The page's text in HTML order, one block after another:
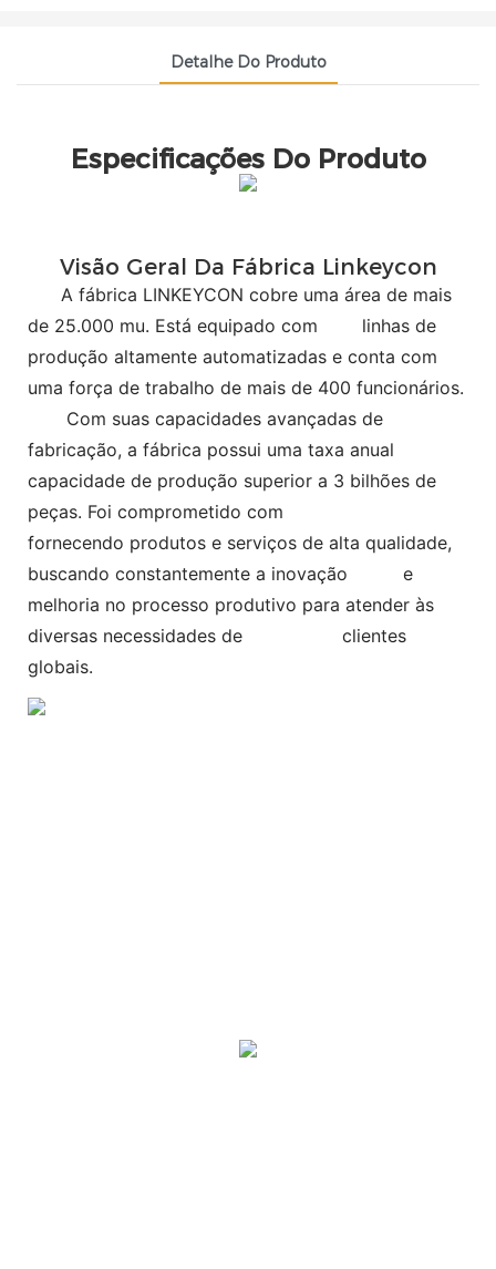
Detalhe Do Produto
Especificações Do Produto
Visão Geral Da Fábrica Linkeycon
A fábrica LINKEYCON cobre uma área de mais
de 25.000 mu. Está equipado com
linhas de
produção altamente automatizadas e conta com
uma força de trabalho de mais de 400 funcionários.
Com suas capacidades avançadas de
fabricação, a fábrica possui uma taxa anual
capacidade de produção superior a 3 bilhões de
peças. Foi comprometido com
fornecendo produtos e serviços de alta qualidade,
buscando constantemente a inovação e
melhoria no processo produtivo para atender às
diversas necessidades de clientes
globais.